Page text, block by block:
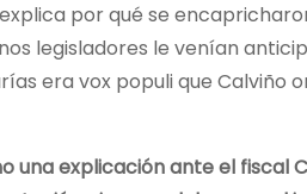
por qué se
legisladores le venían
era vox populi que Calviño
una explicación ante el fiscal